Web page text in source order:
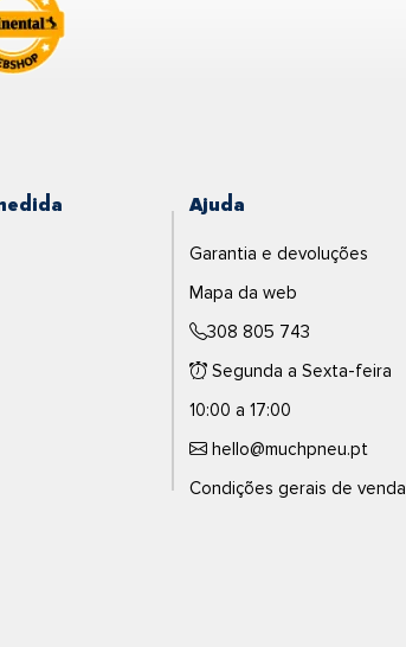
Ajuda
Garantia e devoluções
Mapa da web
308 805 743
Segunda a Sexta-feira
10:00 a 17:00
hello@muchpneu.pt
Condições gerais de venda